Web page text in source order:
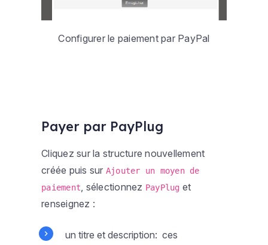
Configurer le paiement par PayPal
Payer par PayPlug
Cliquez sur la structure nouvellement
créée puis sur Ajouter un moyen de
paiement, sélectionnez PayPlug et
renseignez :
un titre et description: ces